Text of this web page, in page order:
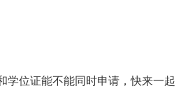
学位证能不能同时申请，快来一起